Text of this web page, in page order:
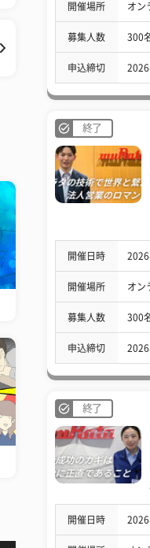
開催場所 オン
募集人数 300
申込締切
終了
開催日時
開催場所 オン
募集人数 300
申込締切
終了
開催日時